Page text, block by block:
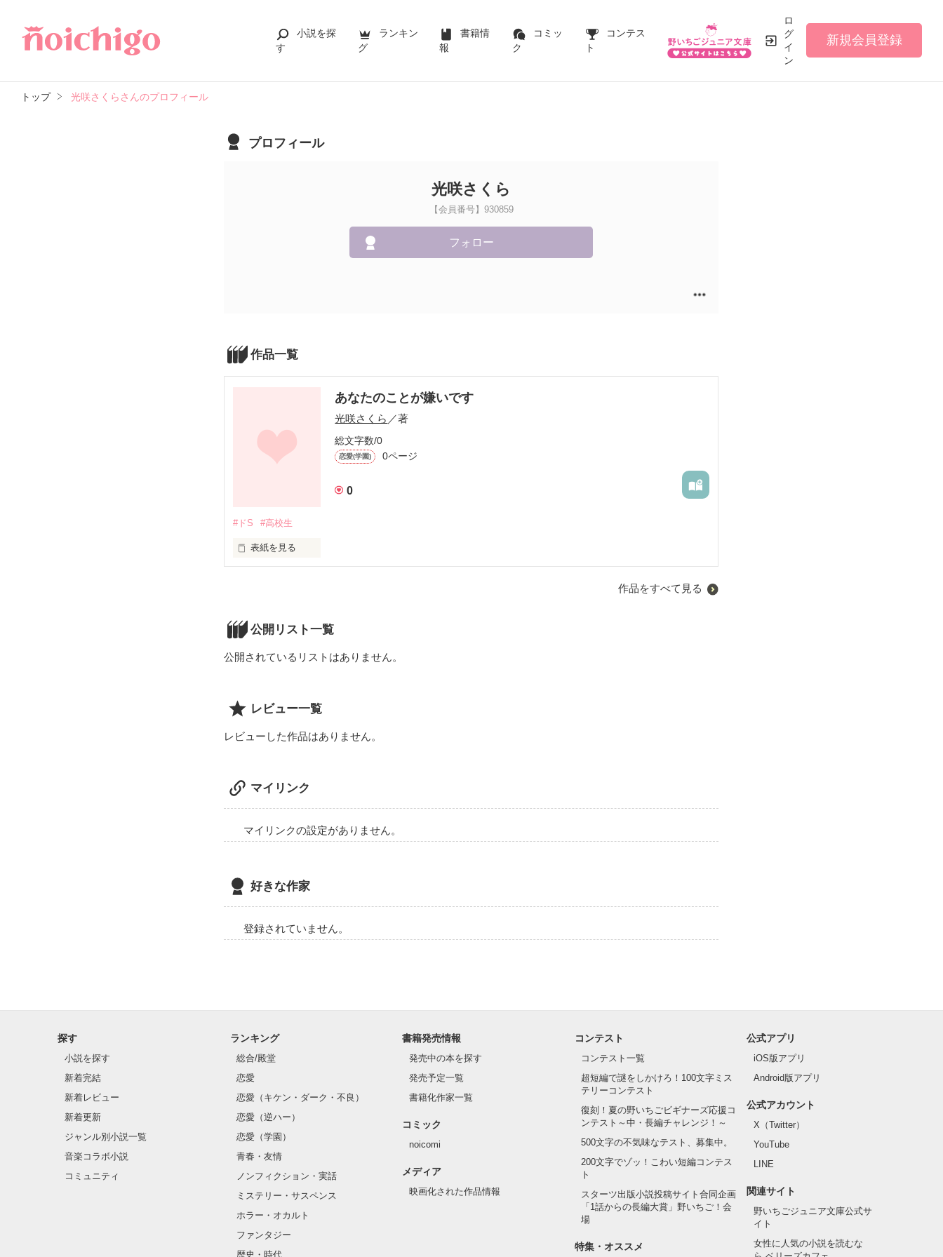
小説を探
す
ランキン
グ
書籍情
報
コミッ
ク
コンテス
ト
ロ
グ
イ
ン
新規会員登録
トップ 光咲さくらさんのプロフィール
プロフィール
光咲さくら
【会員番号】930859
フォロー
作品一覧
あなたのことが嫌いです
光咲さくら ／著
総文字数/0
恋愛(学園) 0ページ
0
#ドS #高校生
表紙を見る
作品をすべて見る
公開リスト一覧
公開されているリストはありません。
レビュー一覧
レビューした作品はありません。
マイリンク
マイリンクの設定がありません。
好きな作家
登録されていません。
探す
小説を探す
新着完結
新着レビュー
新着更新
ジャンル別小説一覧
音楽コラボ小説
コミュニティ
ランキング
総合/殿堂
恋愛
恋愛（キケン・ダーク・不良）
恋愛（逆ハー）
恋愛（学園）
青春・友情
ノンフィクション・実話
ミステリー・サスペンス
ホラー・オカルト
ファンタジー
歴史・時代
書籍発売情報
発売中の本を探す
発売予定一覧
書籍化作家一覧
コミック
noicomi
メディア
映画化された作品情報
コンテスト
コンテスト一覧
超短編で謎をしかけろ！100文字ミス
テリーコンテスト
復刻！夏の野いちごビギナーズ応援コ
ンテスト～中・長編チャレンジ！～
500文字の不気味なテスト、募集中。
200文字でゾッ！こわい短編コンテス
ト
スターツ出版小説投稿サイト合同企画
「1話からの長編大賞」野いちご！会
場
特集・オススメ
公式アプリ
iOS版アプリ
Android版アプリ
公式アカウント
X（Twitter）
YouTube
LINE
関連サイト
野いちごジュニア文庫公式サ
イト
女性に人気の小説を読むな